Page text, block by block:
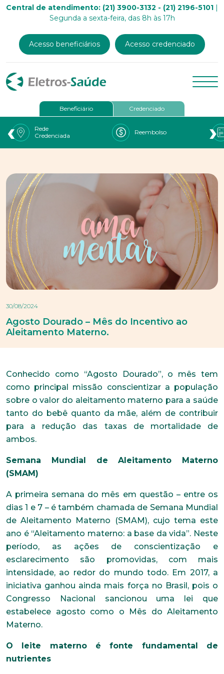
Central de atendimento: (21) 3900-3132 - (21) 2196-5101 |
Segunda a sexta-feira, das 8h às 17h
Acesso beneficiários Acesso credenciado
Beneficiário Credenciado
Rede
Credenciada
Reembolso
‹ ›
30/08/2024
Agosto Dourado – Mês do Incentivo ao
Aleitamento Materno.
Conhecido como “Agosto Dourado”, o mês tem
como principal missão conscientizar a população
sobre o valor do aleitamento materno para a saúde
tanto do bebê quanto da mãe, além de contribuir
para a redução das taxas de mortalidade de
ambos.
Semana Mundial de Aleitamento Materno
(SMAM)
A primeira semana do mês em questão – entre os
dias 1 e 7 – é também chamada de Semana Mundial
de Aleitamento Materno (SMAM), cujo tema este
ano é “Aleitamento materno: a base da vida”. Neste
período, as ações de conscientização e
esclarecimento são promovidas, com mais
intensidade, ao redor do mundo todo. Em 2017, a
iniciativa ganhou ainda mais força no Brasil, pois o
Congresso Nacional sancionou uma lei que
estabelece agosto como o Mês do Aleitamento
Materno.
O leite materno é fonte fundamental de
nutrientes